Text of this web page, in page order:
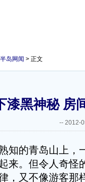
半岛网闻 > 正文
漆黑神秘 房
-- 2012-
知的青岛山上，
来。但令人奇怪
，又不像游客那